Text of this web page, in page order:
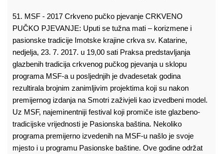
51. MSF - 2017 Crkveno pučko pjevanje CRKVENO
PUČKO PJEVANJE: Uputi se tužna mati – korizmene i
pasionske tradicije Imotske krajine crkva sv. Katarine,
nedjelja, 23. 7. 2017. u 19,00 sati Praksa predstavljanja
glazbenih tradicija crkvenog pučkog pjevanja u sklopu
programa MSF-a u posljednjih je dvadesetak godina
rezultirala brojnim zanimljivim projektima koji su nakon
premijernog izdanja na Smotri zaživjeli kao izvedbeni model.
Uz MSF, najeminentniji festival koji promiče iste glazbeno-
tradicijske vrijednosti je Pasionska baština. Nekoliko
programa premijerno izvedenih na MSF-u našlo je svoje
mjesto i u programu Pasionske baštine. Ove godine održat